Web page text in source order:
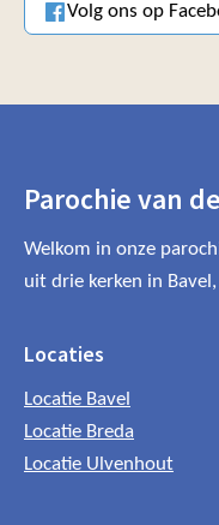
Volg ons op
Parochie van
Welkom in onze
uit drie kerken in
Locaties
Locatie Bavel
Locatie Breda
Locatie Ulvenhout